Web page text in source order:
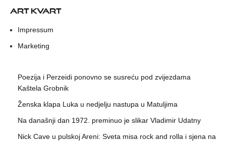
ART KVART
Impressum
Marketing
Poezija i Perzeidi ponovno se susreću pod zvijezdama
Kaštela Grobnik
Ženska klapa Luka u nedjelju nastupa u Matuljima
Na današnji dan 1972. preminuo je slikar Vladimir Udatny
Nick Cave u pulskoj Areni: Sveta misa rock and rolla i sjena na